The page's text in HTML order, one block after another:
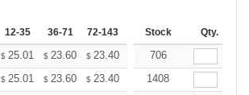
12-35 36-71 72-143 144-287 288 + More
Stock Qty.
$ 25.01 $ 23.60 $ 23.40 22.99
706
$ 25.01 $ 23.60 $ 23.40 22.99
1408